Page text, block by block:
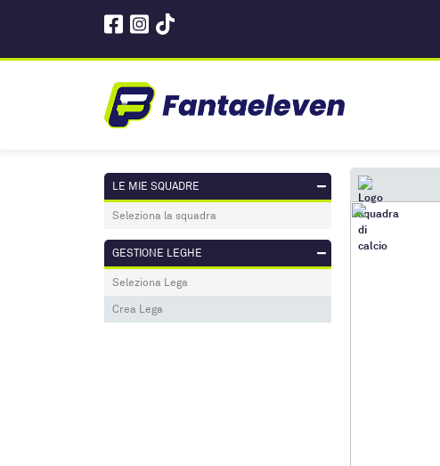
LE MIE SQUADRE
Seleziona la squadra
GESTIONE LEGHE
Seleziona Lega
Crea Lega